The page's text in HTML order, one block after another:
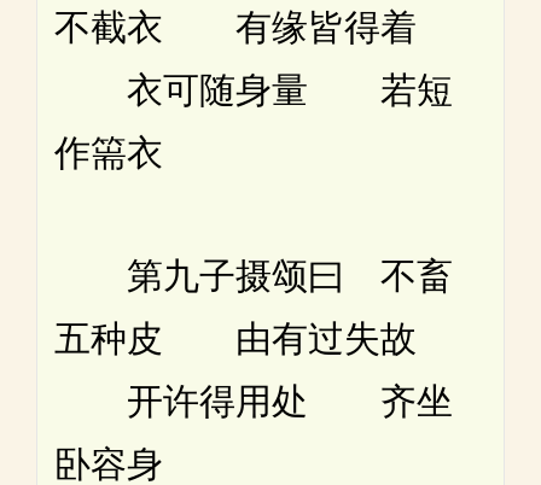
不截衣 有缘皆得着
衣可随身量 若短
作篅衣
第九子摄颂曰 不畜
五种皮 由有过失故
开许得用处 齐坐
卧容身